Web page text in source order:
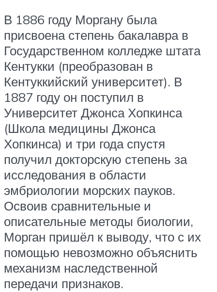
В 1886 году Моргану была
присвоена степень бакалавра в
Государственном колледже штата
Кентукки (преобразован в
Кентуккийский университет). В
1887 году он поступил в
Университет Джонса Хопкинса
(Школа медицины Джонса
Хопкинса) и три года спустя
получил докторскую степень за
исследования в области
эмбриологии морских пауков.
Освоив сравнительные и
описательные методы биологии,
Морган пришёл к выводу, что с их
помощью невозможно объяснить
механизм наследственной
передачи признаков.